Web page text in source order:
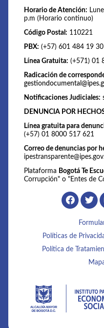
Horario de Atención:
p.m (Horario continuo)
Código Postal: 110221
PBX: (+57) 601 484 19 30
Línea Gratuita: (+571) 01
Radicación de
Notificaciones Judiciales:
DENUNCIA POR
Línea gratuita para
(+57) 01 8000 517 621
Correo de denuncias por
Plataforma Bogotá Te
Corrupción" o "Entes de
Políticas de
Política de